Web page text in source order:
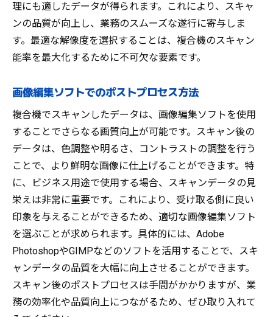
理にも適したデータが得られます。これにより、スキャ
ンの品質が向上し、業務のスムーズな遂行に寄与しま
す。最適な解像度を選択することは、複合機のスキャン
能率を最大化するために不可欠な要素です。
画像編集ソフトでのポストプロセス方法
複合機でスキャンしたデータは、画像編集ソフトを使用
することでさらなる画質向上が可能です。スキャン後の
データは、色調整や明るさ、コントラストの調整を行う
ことで、より鮮明な画像に仕上げることができます。特
に、ビジネス用途で使用する場合、スキャンデータの見
栄えは非常に重要です。これにより、受け取る側に良い
印象を与えることができるため、適切な画像編集ソフト
を選ぶことが求められます。具体的には、Adobe
PhotoshopやGIMPなどのソフトを活用することで、スキ
ャンデータの品質を大幅に向上させることができます。
スキャン後のポストプロセスは手間がかかりますが、業
務の効率化や品質向上につながるため、ぜひ取り入れて